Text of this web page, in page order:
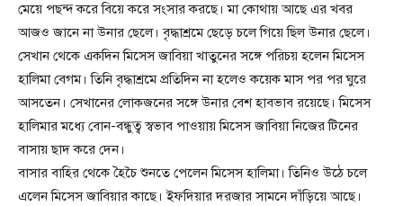
মেয়ে পছন্দ করে বিয়ে করে সংসার করছে। মা কোথায় আছে এর খবর
আজও জানে না উনার ছেলে। বৃদ্ধাশ্রমে ছেড়ে চলে গিয়ে ছিল উনার ছেলে।
সেখান থেকে একদিন মিসেস জাবিয়া খাতুনের সঙ্গে পরিচয় হলেন মিসেস
হালিমা বেগম। তিনি বৃদ্ধাশ্রমে প্রতিদিন না হলেও কয়েক মাস পর পর ঘুরে
আসতেন। সেখানের লোকজনের সঙ্গে উনার বেশ হাবভাব রয়েছে। মিসেস
হালিমার মধ্যে বোন-বন্ধুত্ব স্বভাব পাওয়ায় মিসেস জাবিয়া নিজের টিনের
বাসায় ছাদ করে দেন।
বাসার বাহির থেকে হৈচৈ শুনতে পেলেন মিসেস হালিমা। তিনিও উঠে চলে
এলেন মিসেস জাবিয়ার কাছে। ইফদিয়ার দরজার সামনে দাঁড়িয়ে আছে।